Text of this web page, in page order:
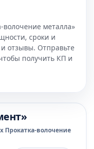
волочение металла»
сроки и
отзывы. Отправьте
получить КП и
Прокатка-волочение